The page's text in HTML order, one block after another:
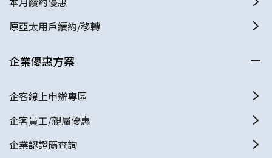
原亞太用戶續約/移轉
企業優惠方案
企客線上申辦專區
企客員工/親屬優惠
企業認證碼查詢